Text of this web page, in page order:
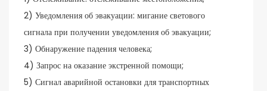
2) Уведомления об эвакуации: мигание светового
сигнала при получении уведомления об эвакуации;
3) Обнаружение падения человека;
4) Запрос на оказание экстренной помощи;
5) Сигнал аварийной остановки для транспортных